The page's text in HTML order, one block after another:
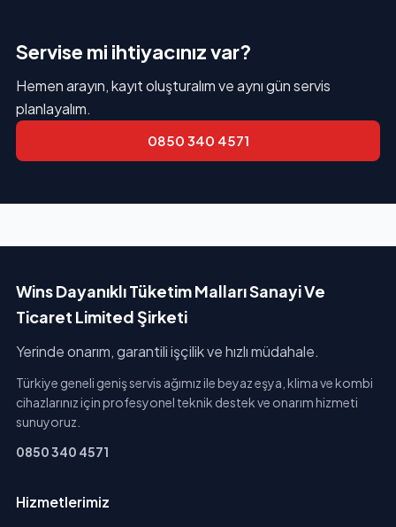
Servise mi ihtiyacınız var?
Hemen arayın, kayıt oluşturalım ve aynı gün servis
planlayalım.
0850 340 4571
Wins Dayanıklı Tüketim Malları Sanayi Ve
Ticaret Limited Şirketi
Yerinde onarım, garantili işçilik ve hızlı müdahale.
Türkiye geneli geniş servis ağımız ile beyaz eşya, klima ve kombi
cihazlarınız için profesyonel teknik destek ve onarım hizmeti
sunuyoruz.
0850 340 4571
Hizmetlerimiz